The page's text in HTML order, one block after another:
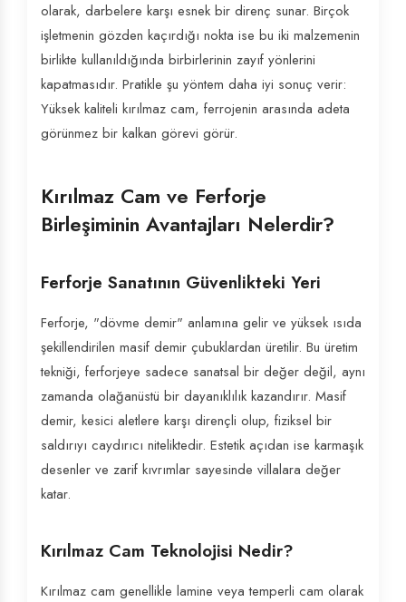
olarak, darbelere karşı esnek bir direnç sunar. Birçok
işletmenin gözden kaçırdığı nokta ise bu iki malzemenin
birlikte kullanıldığında birbirlerinin zayıf yönlerini
kapatmasıdır. Pratikle şu yöntem daha iyi sonuç verir:
Yüksek kaliteli kırılmaz cam, ferrojenin arasında adeta
görünmez bir kalkan görevi görür.
Kırılmaz Cam ve Ferforje
Birleşiminin Avantajları Nelerdir?
Ferforje Sanatının Güvenlikteki Yeri
Ferforje, "dövme demir" anlamına gelir ve yüksek ısıda
şekillendirilen masif demir çubuklardan üretilir. Bu üretim
tekniği, ferforjeye sadece sanatsal bir değer değil, aynı
zamanda olağanüstü bir dayanıklılık kazandırır. Masif
demir, kesici aletlere karşı dirençli olup, fiziksel bir
saldırıyı caydırıcı niteliktedir. Estetik açıdan ise karmaşık
desenler ve zarif kıvrımlar sayesinde villalara değer
katar.
Kırılmaz Cam Teknolojisi Nedir?
Kırılmaz cam genellikle lamine veya temperli cam olarak